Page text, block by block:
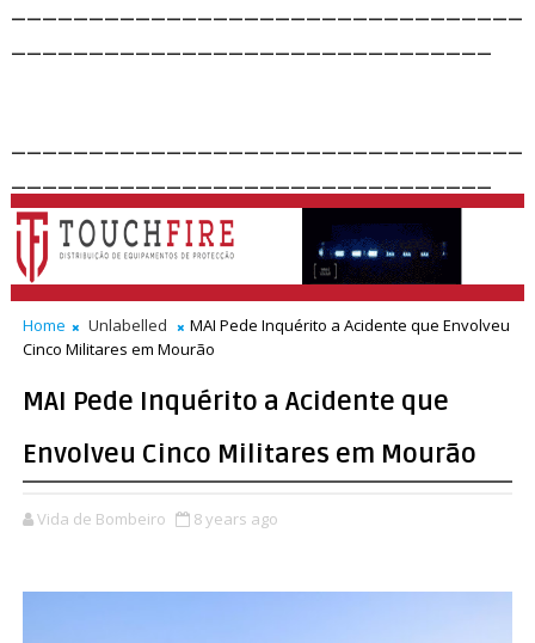
Home Unlabelled
MAI Pede Inquérito a Acidente que Envolveu
Cinco Militares em Mourão
MAI Pede Inquérito a Acidente que
Envolveu Cinco Militares em Mourão
Vida de Bombeiro 8 years ago